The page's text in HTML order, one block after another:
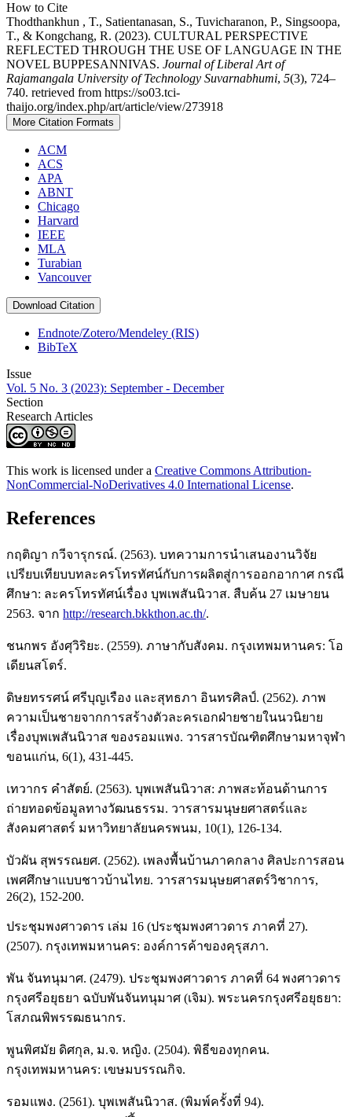
How to Cite
Thodthankhun , T., Satientanasan, S., Tuvicharanon, P., Singsoopa,
T., & Kongchang, R. (2023). CULTURAL PERSPECTIVE
REFLECTED THROUGH THE USE OF LANGUAGE IN THE
NOVEL BUPPESANNIVAS. Journal of Liberal Art of
Rajamangala University of Technology Suvarnabhumi, 5(3), 724–
740. retrieved from https://so03.tci-
thaijo.org/index.php/art/article/view/273918
More Citation Formats
ACM
ACS
APA
ABNT
Chicago
Harvard
IEEE
MLA
Turabian
Vancouver
Download Citation
Endnote/Zotero/Mendeley (RIS)
BibTeX
Issue
Vol. 5 No. 3 (2023): September - December
Section
Research Articles
This work is licensed under a Creative Commons Attribution-
NonCommercial-NoDerivatives 4.0 International License.
References
กฤติญา กวีจารุกรณ์. (2563). บทความการนำเสนองานวิจัย
เปรียบเทียบบทละครโทรทัศน์กับการผลิตสู่การออกอากาศ กรณี
ศึกษา: ละครโทรทัศน์เรื่อง บุพเพสันนิวาส. สืบค้น 27 เมษายน
2563. จาก http://research.bkkthon.ac.th/.
ชนกพร อังศุวิริยะ. (2559). ภาษากับสังคม. กรุงเทพมหานคร: โอ
เดียนสโตร์.
ดิษยทรรศน์ ศรีบุญเรือง และสุทธภา อินทรศิลป์. (2562). ภาพ
ความเป็นชายจากการสร้างตัวละครเอกฝ่ายชายในนวนิยาย
เรื่องบุพเพสันนิวาส ของรอมแพง. วารสารบัณฑิตศึกษามหาจุฬา
ขอนแก่น, 6(1), 431-445.
เทวากร คำสัตย์. (2563). บุพเพสันนิวาส: ภาพสะท้อนด้านการ
ถ่ายทอดข้อมูลทางวัฒนธรรม. วารสารมนุษยศาสตร์และ
สังคมศาสตร์ มหาวิทยาลัยนครพนม, 10(1), 126-134.
บัวผัน สุพรรณยศ. (2562). เพลงพื้นบ้านภาคกลาง ศิลปะการสอน
เพศศึกษาแบบชาวบ้านไทย. วารสารมนุษยศาสตร์วิชาการ,
26(2), 152-200.
ประชุมพงศาวดาร เล่ม 16 (ประชุมพงศาวดาร ภาคที่ 27).
(2507). กรุงเทพมหานคร: องค์การค้าของคุรุสภา.
พัน จันทนุมาศ. (2479). ประชุมพงศาวดาร ภาคที่ 64 พงศาวดาร
กรุงศรีอยุธยา ฉบับพันจันทนุมาศ (เจิม). พระนครกรุงศรีอยุธยา:
โสภณพิพรรฒธนากร.
พูนพิศมัย ดิศกุล, ม.จ. หญิง. (2504). พิธีของทุกคน.
กรุงเทพมหานคร: เขษมบรรณกิจ.
รอมแพง. (2561). บุพเพสันนิวาส. (พิมพ์ครั้งที่ 94).